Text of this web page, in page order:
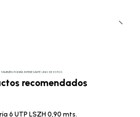
TAMBIÉN PODRÍA INTERESARTE UNO DE ESTOS
recomendados
6 UTP LSZH 0,90 mts.